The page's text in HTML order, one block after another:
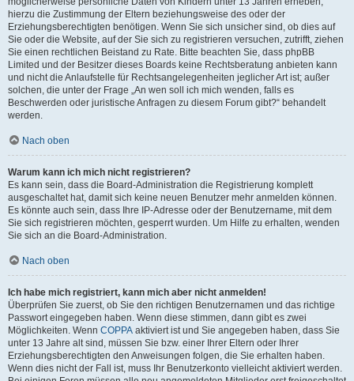
hierzu die Zustimmung der Eltern beziehungsweise des oder der
Erziehungsberechtigten benötigen. Wenn Sie sich unsicher sind, ob dies auf
Sie oder die Website, auf der Sie sich zu registrieren versuchen, zutrifft, ziehen
Sie einen rechtlichen Beistand zu Rate. Bitte beachten Sie, dass phpBB
Limited und der Besitzer dieses Boards keine Rechtsberatung anbieten kann
und nicht die Anlaufstelle für Rechtsangelegenheiten jeglicher Art ist; außer
solchen, die unter der Frage „An wen soll ich mich wenden, falls es
Beschwerden oder juristische Anfragen zu diesem Forum gibt?“ behandelt
werden.
Nach oben
Warum kann ich mich nicht registrieren?
Es kann sein, dass die Board-Administration die Registrierung komplett
ausgeschaltet hat, damit sich keine neuen Benutzer mehr anmelden können.
Es könnte auch sein, dass Ihre IP-Adresse oder der Benutzername, mit dem
Sie sich registrieren möchten, gesperrt wurden. Um Hilfe zu erhalten, wenden
Sie sich an die Board-Administration.
Nach oben
Ich habe mich registriert, kann mich aber nicht anmelden!
Überprüfen Sie zuerst, ob Sie den richtigen Benutzernamen und das richtige
Passwort eingegeben haben. Wenn diese stimmen, dann gibt es zwei
Möglichkeiten. Wenn COPPA aktiviert ist und Sie angegeben haben, dass Sie
unter 13 Jahre alt sind, müssen Sie bzw. einer Ihrer Eltern oder Ihrer
Erziehungsberechtigten den Anweisungen folgen, die Sie erhalten haben.
Wenn dies nicht der Fall ist, muss Ihr Benutzerkonto vielleicht aktiviert werden.